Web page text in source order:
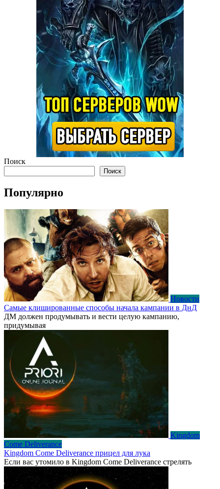
Поиск
Поиск
Популярно
Новости
Самые клишированные способы начала кампании в ДнД
ДМ должен продумывать и вести целую кампанию,
придумывая
Kingdom
Come Deliverance
Kingdom Come Deliverance прицел для лука
Если вас утомило в Kingdom Come Deliverance стрелять